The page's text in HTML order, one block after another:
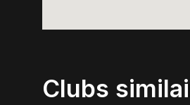
Clubs